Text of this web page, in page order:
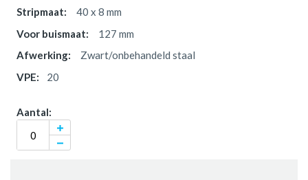
40 x 8 mm
127 mm
Zwart/onbehandeld staal
20